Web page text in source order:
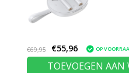
€69,95 €55,96 OP
TOEVOEGEN AAN